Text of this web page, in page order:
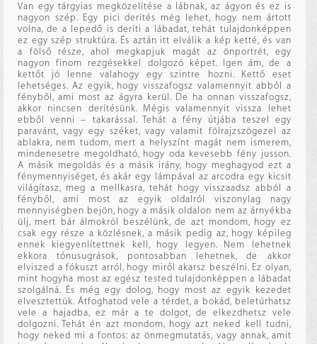
Van egy tárgyias megközelítése a lábnak, az ágyon és ez is
nagyon szép. Egy pici derítés még lehet, hogy nem ártott
volna, de a lepedő is deríti a lábadat, tehát tulajdonképpen
ez egy szép struktúra. És aztán itt elválik a kép ketté, és van
a fölső része, ahol megkapjuk magát az önportrét, egy
nagyon finom rezgésekkel dolgozó képet. Igen ám, de a
kettőt jó lenne valahogy egy szintre hozni. Kettő eset
lehetséges. Az egyik, hogy visszafogsz valamennyit abból a
fényből, ami most az ágyra kerül. De ha onnan visszafogsz,
akkor nincsen derítésünk. Mégis valamennyit vissza lehet
ebből venni – takarással. Tehát a fény útjába teszel egy
paravánt, vagy egy széket, vagy valamit fölrajzszögezel az
ablakra, nem tudom, mert a helyszínt magát nem ismerem,
mindenesetre megoldható, hogy oda kevesebb fény jusson.
A másik megoldás és a másik irány, hogy meghagyod ezt a
fénymennyiséget, és akár egy lámpával az arcodra egy kicsit
világítasz, meg a mellkasra, tehát hogy visszaadsz abból a
fényből, ami most az egyik oldalról viszonylag nagy
mennyiségben bejön, hogy a másik oldalon nem az árnyékba
ülj, mert bár álmokról beszélünk, de azt mondom, hogy ez
csak egy része a közlésnek, a másik pedig az, hogy képileg
ennek kiegyenlítettnek kell, hogy legyen. Nem lehetnek
ekkora tónusugrások, pontosabban lehetnek, de akkor
elviszed a fókuszt arról, hogy miről akarsz beszélni. Ez olyan,
mint hogyha most az egész tested tulajdonképpen a lábadat
szolgálná. És még egy dolog, hogy most az egyik kezedet
elvesztettük. Átfoghatod vele a térdet, a bokád, beletúrhatsz
vele a hajadba, ez már a te dolgot, de elkezdhetsz vele
dolgozni. Tehát én azt mondom, hogy azt neked kell tudni,
hogy neked mi a fontos: az önmegmutatás, vagy annak, amit